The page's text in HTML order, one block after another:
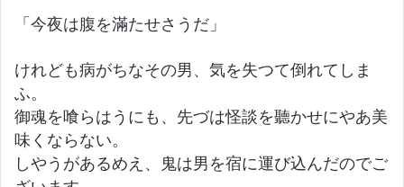
「今夜は腹を滿たせさうだ」
けれども病がちなその男、気を失つて倒れてしま
ふ。
御魂を喰らはうにも、先づは怪談を聽かせにやあ美
味くならない。
しやうがあるめえ、鬼は男を宿に運び込んだのでご